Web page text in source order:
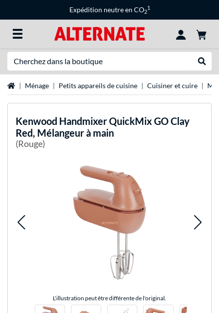
Expédition neutre en CO2
1
Page d'accueil
Ménage Petits appareils de cuisine Cuisiner et cuire
Kenwood Handmixer QuickMix GO Clay
Red, Mélangeur à main
(Rouge)
L'illustration peut être différente de l'original.